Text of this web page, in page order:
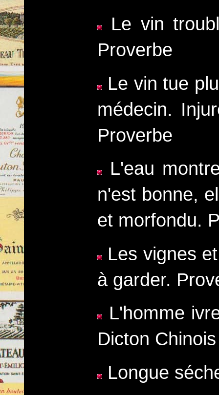
Le vin
Proverbe
Le vin tue
médecin.
Proverbe
L'eau
n'est bonne,
et morfondu.
Les vignes
à garder.
L'homme
Dicton Chinois
Longue